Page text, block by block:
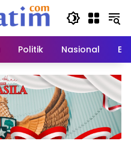
Politik Nasional